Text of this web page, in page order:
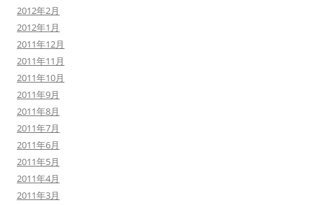
2012年2月
2012年1月
2011年12月
2011年11月
2011年10月
2011年9月
2011年8月
2011年7月
2011年6月
2011年5月
2011年4月
2011年3月